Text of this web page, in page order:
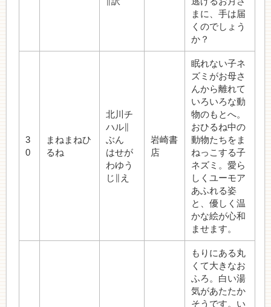
まに、手は届
くのでしょう
か？
3
0
まねまねひ
るね
北川チ
ハル∥
ぶん
はせが
わゆう
じ∥え
岩崎書
店
眠れない子ネ
ズミがお母さ
んから離れて
いろいろな動
物のもとへ。
おひるね中の
動物たちをま
ねっこする子
ネズミ。愛ら
しくユーモア
あふれる姿
と、優しく温
かな絵が心和
ませます。
もりにある丸
くて大きなお
ふろ。白い湯
気があたたか
そうです。い